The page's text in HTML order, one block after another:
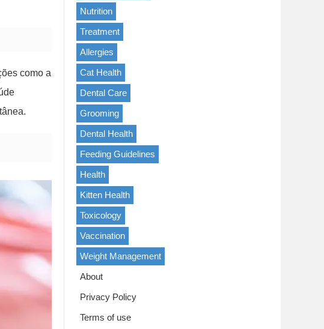
como a
Nutrition
Treatment
Allergies
Cat Health
Dental Care
Grooming
Dental Health
Feeding Guidelines
Health
Kitten Health
Toxicology
Vaccination
Weight Management
About
Privacy Policy
Terms of use